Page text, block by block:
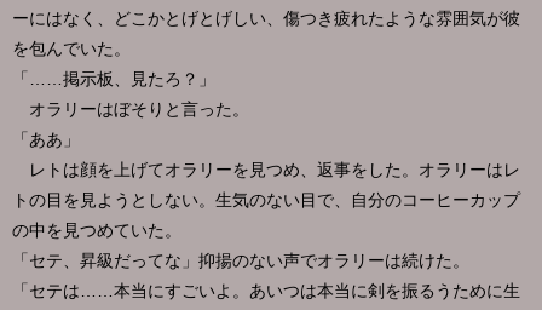
ーにはなく、どこかとげとげしい、傷つき疲れたような雰囲気が彼
を包んでいた。
「……掲示板、見たろ？」
オラリーはぼそりと言った。
「ああ」
レトは顔を上げてオラリーを見つめ、返事をした。オラリーはレ
トの目を見ようとしない。生気のない目で、自分のコーヒーカップ
の中を見つめていた。
「セテ、昇級だってな」抑揚のない声でオラリーは続けた。
「セテは……本当にすごいよ。あいつは本当に剣を振るうために生